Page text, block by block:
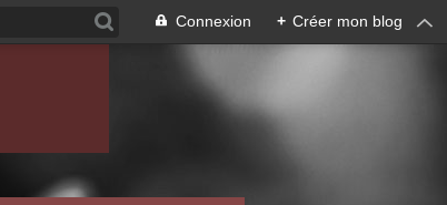
Connexion + Créer mon blog